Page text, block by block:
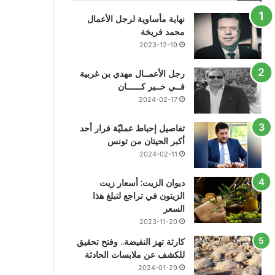
نهاية مأساوية لرجل الأعمال
محمد فريخة
2023-12-19
رجل الأعمــال مهدي بن غربية
فــي خــبر كــــــان
2024-02-17
تفاصيل إحباط عمليّة فرار أحد
أكبر الحيتان من تونس
2024-02-11
ديوان الزيت: أسعار زيت
الزيتون في تراجع لتبلغ هذا
السعر
2023-11-20
كارثة تهز النفيضة.. وفتح تحقيق
للكشف عن ملابسات الحادثة
2024-01-29